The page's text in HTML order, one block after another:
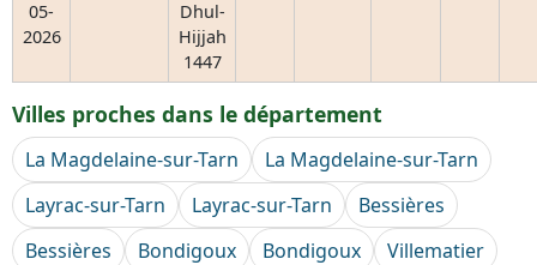
05-
2026
Dhul-
Hijjah
1447
Villes proches dans le département
La Magdelaine-sur-Tarn
La Magdelaine-sur-Tarn
Layrac-sur-Tarn
Layrac-sur-Tarn
Bessières
Bessières
Bondigoux Bondigoux
Villematier